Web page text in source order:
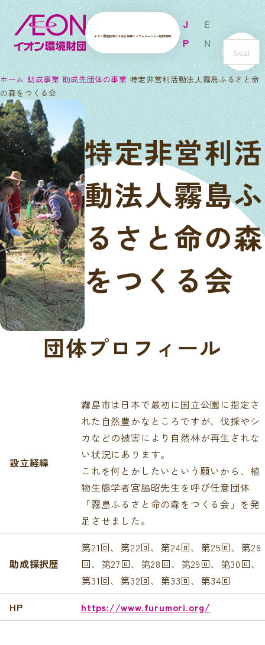
イオン環境財団とは主な事業インフォメーション財団情報
J
P
E
N
s
e
a
r
c
h
ホーム 助成事業 助成先団体の事業 特定非営利活動法人霧島ふるさと命
の森をつくる会
特定非営利活
動法人霧島ふ
るさと命の森
をつくる会
団体プロフィール
設立経緯
霧島市は日本で最初に国立公園に指定さ
れた自然豊かなところですが、伐採やシ
カなどの被害により自然林が再生されな
い状況にあります。
これを何とかしたいという願いから、植
物生態学者宮脇昭先生を呼び任意団体
「霧島ふるさと命の森をつくる会」を発
足させました。
助成採択歴
第21回、第22回、第24回、第25回、第26
回、第27回、第28回、第29回、第30回、
第31回、第32回、第33回、第34回
HP
https://www.furumori.org/